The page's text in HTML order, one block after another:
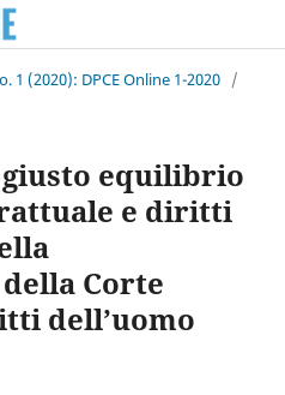
1 (2020): DPCE Online 1-2020 /
equilibrio
e diritti
Corte
dell’uomo